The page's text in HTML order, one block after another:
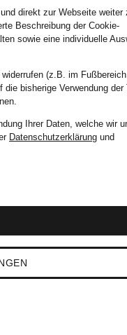
direkt zur Webseite weiter
Beschreibung der Cookie-
sowie eine individuelle
(z.B. im Fußbereich
bisherige Verwendung der
Ihrer Daten, welche wir
Datenschutzerklärung und